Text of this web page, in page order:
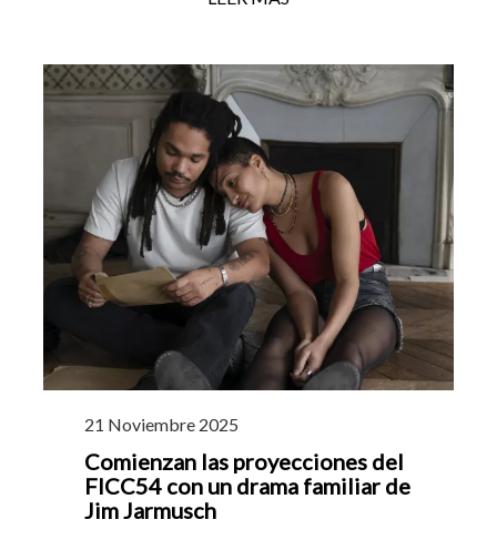
21 Noviembre 2025
Comienzan las proyecciones del
FICC54 con un drama familiar de
Jim Jarmusch